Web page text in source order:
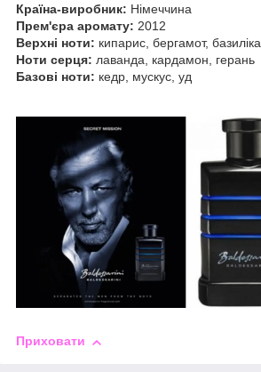
Країна-виробник: Німеччина
Прем'єра аромату: 2012
Верхні ноти: кипарис, бергамот, базиліка
Ноти серця: лаванда, кардамон, герань
Базові ноти: кедр, мускус, уд
Приховати